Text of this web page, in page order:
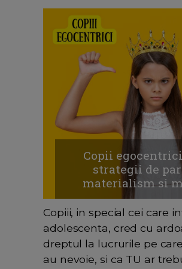
Copii
strategii de
materialism si
Copiii, in special cei care
adolescenta, cred cu
dreptul la lucrurile pe
au nevoie, si ca TU ar